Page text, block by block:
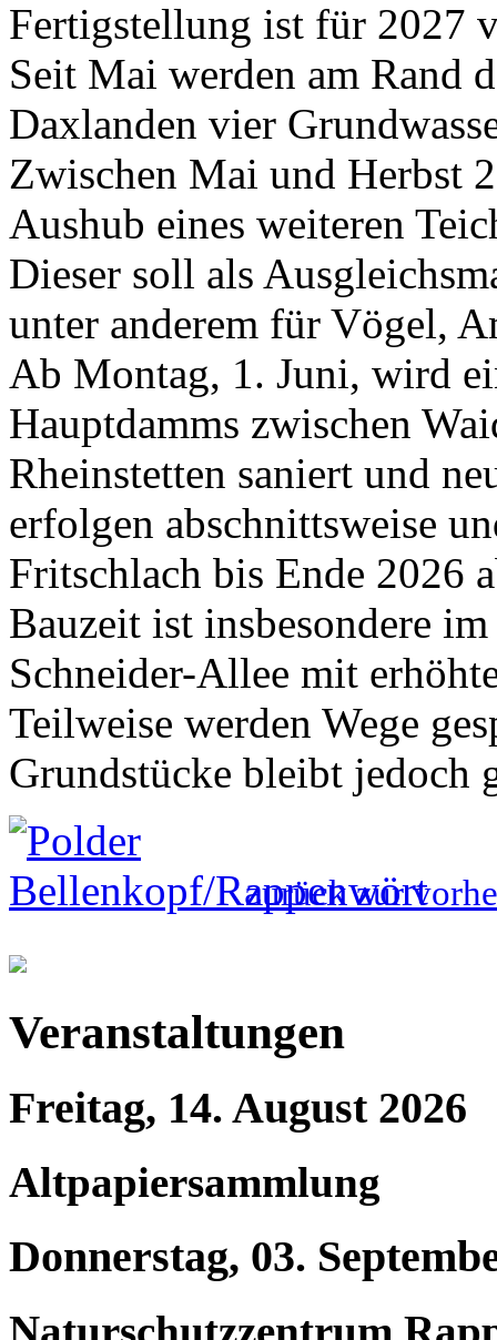
Fertigstellung ist für 2027
Seit Mai werden am Rand
Daxlanden vier
Zwischen Mai und Herbst
Aushub eines weiteren
Dieser soll als
unter anderem für Vögel,
Ab Montag, 1. Juni, wird
Hauptdamms zwischen
Rheinstetten saniert und
erfolgen abschnittsweise
Fritschlach bis Ende 2026
Bauzeit ist insbesondere
Schneider-Allee mit
Teilweise werden Wege
Grundstücke bleibt jedoch
zurück zur
Veranstaltungen
Freitag, 14. August 2026
Altpapiersammlung
Donnerstag, 03.